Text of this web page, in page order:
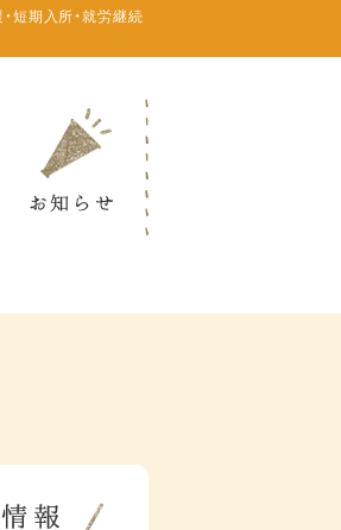
短期入所・就労継続